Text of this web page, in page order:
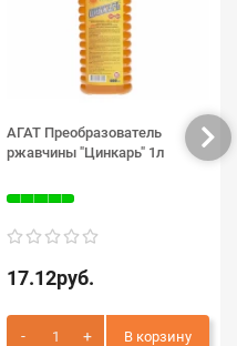
АГАТ Преобразователь
ржавчины "Цинкарь" 1л
17.12руб.
В корзину